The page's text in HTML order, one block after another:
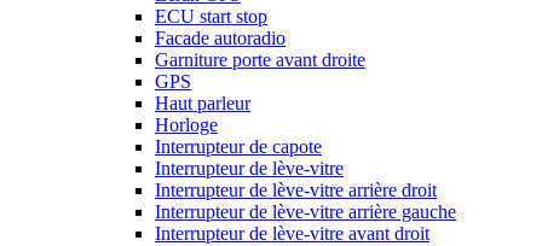
ECU start stop
Facade autoradio
Garniture porte avant droite
GPS
Haut parleur
Horloge
Interrupteur de capote
Interrupteur de lève-vitre
Interrupteur de lève-vitre arrière droit
Interrupteur de lève-vitre arrière gauche
Interrupteur de lève-vitre avant droit